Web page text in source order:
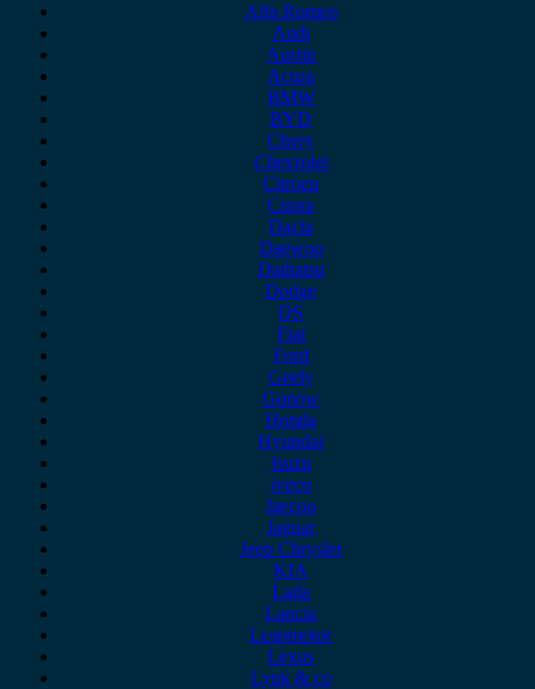
Alfa Romeo
Audi
Austin
Acura
BMW
BYD
Chery
Chevrolet
Citroen
Cupra
Dacia
Daewoo
Daihatsu
Dodge
DS
Fiat
Ford
Geely
Gonow
Honda
Hyundai
Isuzu
iveco
Jaecoo
Jaguar
Jeep Chrysler
KIA
Lada
Lancia
Leapmotor
Lexus
Lynk & co